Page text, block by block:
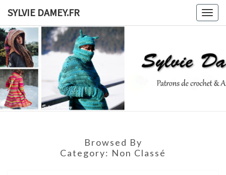
content
SYLVIE DAMEY.FR
SYLVIE
De
Crochet
Ateliers
Browsed By
Category: Non Classé